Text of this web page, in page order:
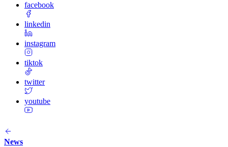
facebook
linkedin
instagram
tiktok
twitter
youtube
News